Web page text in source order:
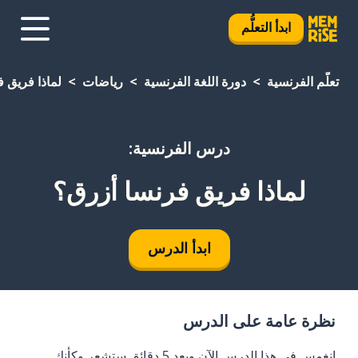
ابدأ التعلُّم
تعلَّم الفرنسية دورة اللغة الفرنسية رياضات لماذا
درس الفرنسية:
لماذا فريق فرنسا أزرق؟
ابدأ الدرس
نظرة عامة على الدرس